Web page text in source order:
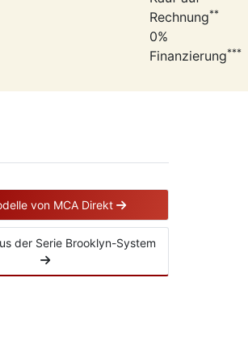
Rechnung**
0%
Finanzierung***
von MCA Direkt
der Serie Brooklyn-System